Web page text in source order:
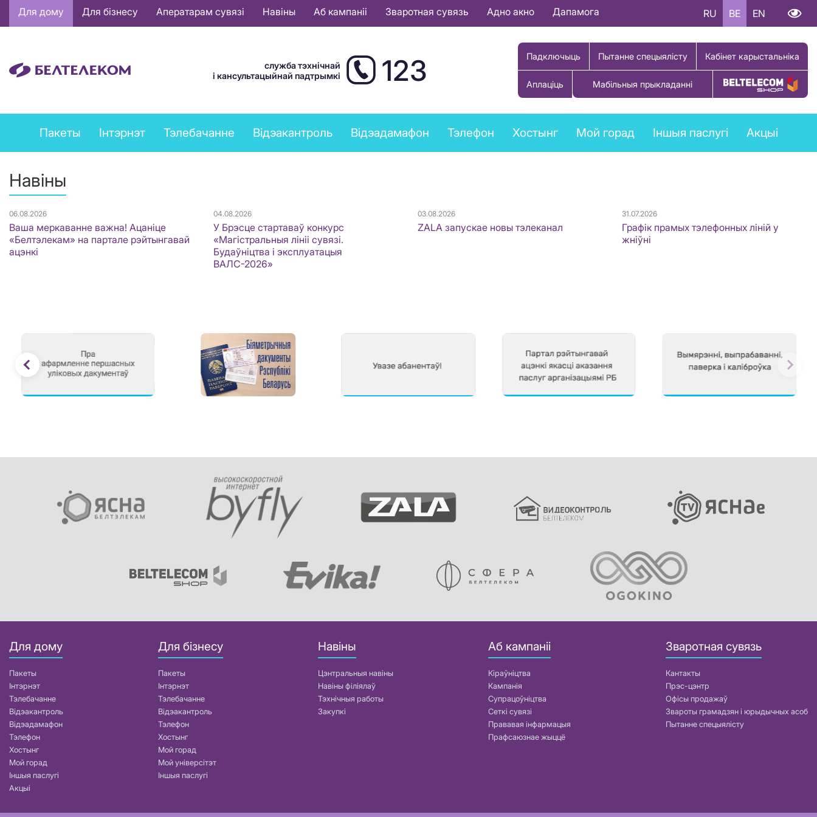
Основная
навигация
Для дому Для бізнесу Аператарам сувязі Навіны Аб кампаніі Зваротная сувязь Адно акно Дапамога RU BE EN
служба тэхнічнай
і кансультацыйнай падтрымкі
123 Падключыць Пытанне спецыялісту Кабінет карыстальніка
Аплаціць Мабільныя прыкладанні Купіць тавар
Private
services
Пакеты Інтэрнэт Тэлебачанне Відэакантроль Відэадамафон Тэлефон Хостынг Мой горад Іншыя паслугі Акцыі
Навіны
06.08.2026
Ваша меркаванне важна! Ацаніце
«Белтэлекам» на партале рэйтынгавай
ацэнкі
04.08.2026
У Брэсце стартаваў конкурс
«Магістральныя лініі сувязі.
Будаўніцтва і эксплуатацыя
ВАЛС-2026»
03.08.2026
ZALA запускае новы тэлеканал
31.07.2026
Графік прамых тэлефонных ліній у
жніўні
Для дому
Пакеты
Інтэрнэт
Тэлебачанне
Відэакантроль
Відэадамафон
Тэлефон
Хостынг
Мой горад
Іншыя паслугі
Акцыі
Для бізнесу
Пакеты
Інтэрнэт
Тэлебачанне
Відэакантроль
Тэлефон
Хостынг
Мой горад
Мой універсітэт
Іншыя паслугі
Навіны
Цэнтральныя навіны
Навіны філіялаў
Тэхнічныя работы
Закупкі
Аб кампаніі
Кіраўніцтва
Кампанія
Супрацоўніцтва
Сеткі сувязі
Прававая інфармацыя
Прафсаюзнае жыццё
Зваротная сувязь
Кантакты
Прэс-цэнтр
Офісы продажаў
Звароты грамадзян і юрыдычных асоб
Пытанне спецыялісту